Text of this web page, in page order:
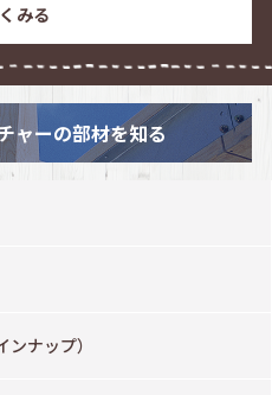
みる
ャーの部材を知る
ンナップ）